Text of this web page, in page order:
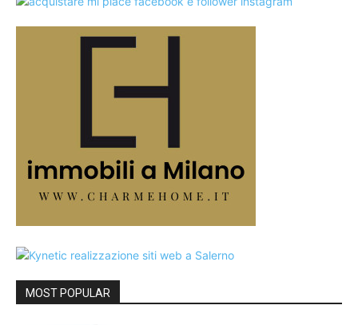
MOST POPULAR